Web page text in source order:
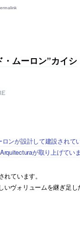
ムーロン”カイシ
ンが設計して建設されて
が取り上げてい
ています。
いヴォリュームを継ぎ足